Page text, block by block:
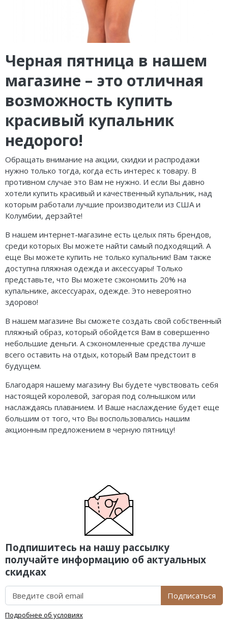
Черная пятница в нашем
магазине – это отличная
возможность купить
красивый купальник
недорого!
Обращать внимание на акции, скидки и распродажи
нужно только тогда, когда есть интерес к товару. В
противном случае это Вам не нужно. И если Вы давно
хотели купить красивый и качественный купальник, над
которым работали лучшие производители из США и
Колумбии, дерзайте!
В нашем интернет-магазине есть целых пять брендов,
среди которых Вы можете найти самый подходящий. А
еще Вы можете купить не только купальник! Вам также
доступна пляжная одежда и аксессуары! Только
представьте, что Вы можете сэкономить 20% на
купальнике, аксессуарах, одежде. Это невероятно
здорово!
В нашем магазине Вы сможете создать свой собственный
пляжный образ, который обойдется Вам в совершенно
небольшие деньги. А сэкономленные средства лучше
всего оставить на отдых, который Вам предстоит в
будущем.
Благодаря нашему магазину Вы будете чувствовать себя
настоящей королевой, загорая под солнышком или
наслаждаясь плаванием. И Ваше наслаждение будет еще
большим от того, что Вы воспользовались нашим
акционным предложением в черную пятницу!
Подпишитесь на нашу рассылку
получайте информацию об актуальных
скидках
Подписаться
Подробнее об условиях